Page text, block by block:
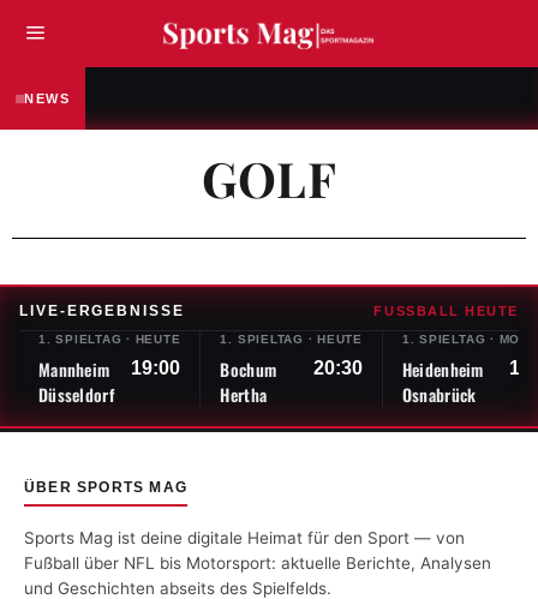
NEWS
GOLF
LIVE-ERGEBNISSE FUSSBALL HEUTE
1. SPIELTAG · HEUTE
Mannheim 19:00
Düsseldorf
1. SPIELTAG ·HEUTE
Bochum 20:30
Hertha
1. SPIELTAG ·
Heidenheim
Osnabrück
ÜBER SPORTS MAG
Sports Mag ist deine digitale Heimat für den Sport — von
Fußball über NFL bis Motorsport: aktuelle Berichte, Analysen
und Geschichten abseits des Spielfelds.